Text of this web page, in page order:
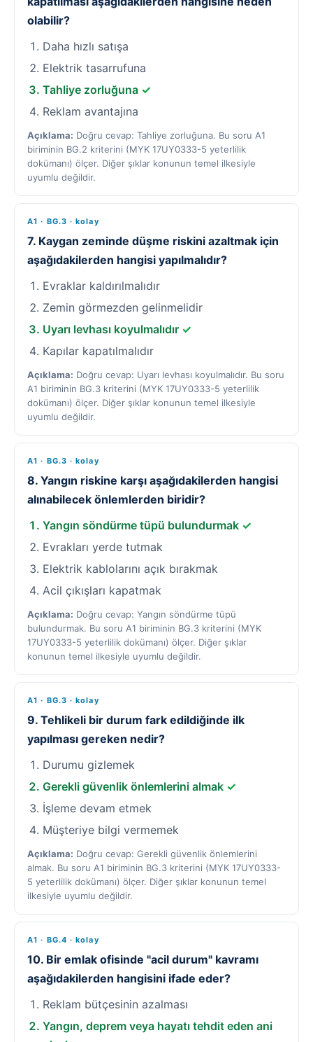
olabilir?
Daha hızlı satışa
Elektrik tasarrufuna
Tahliye zorluğuna ✓
Reklam avantajına
Açıklama: Doğru cevap: Tahliye zorluğuna. Bu soru A1
biriminin BG.2 kriterini (MYK 17UY0333-5 yeterlilik
dokümanı) ölçer. Diğer şıklar konunun temel ilkesiyle
uyumlu değildir.
A1 · BG.3 · kolay
7. Kaygan zeminde düşme riskini azaltmak için
aşağıdakilerden hangisi yapılmalıdır?
Evraklar kaldırılmalıdır
Zemin görmezden gelinmelidir
Uyarı levhası koyulmalıdır ✓
Kapılar kapatılmalıdır
Açıklama: Doğru cevap: Uyarı levhası koyulmalıdır. Bu soru
A1 biriminin BG.3 kriterini (MYK 17UY0333-5 yeterlilik
dokümanı) ölçer. Diğer şıklar konunun temel ilkesiyle
uyumlu değildir.
A1 · BG.3 · kolay
8. Yangın riskine karşı aşağıdakilerden hangisi
alınabilecek önlemlerden biridir?
Yangın söndürme tüpü bulundurmak ✓
Evrakları yerde tutmak
Elektrik kablolarını açık bırakmak
Acil çıkışları kapatmak
Açıklama: Doğru cevap: Yangın söndürme tüpü
bulundurmak. Bu soru A1 biriminin BG.3 kriterini (MYK
17UY0333-5 yeterlilik dokümanı) ölçer. Diğer şıklar
konunun temel ilkesiyle uyumlu değildir.
A1 · BG.3 · kolay
9. Tehlikeli bir durum fark edildiğinde ilk
yapılması gereken nedir?
Durumu gizlemek
Gerekli güvenlik önlemlerini almak ✓
İşleme devam etmek
Müşteriye bilgi vermemek
Açıklama: Doğru cevap: Gerekli güvenlik önlemlerini
almak. Bu soru A1 biriminin BG.3 kriterini (MYK 17UY0333-
5 yeterlilik dokümanı) ölçer. Diğer şıklar konunun temel
ilkesiyle uyumlu değildir.
A1 · BG.4 · kolay
10. Bir emlak ofisinde "acil durum" kavramı
aşağıdakilerden hangisini ifade eder?
Reklam bütçesinin azalması
Yangın, deprem veya hayatı tehdit eden ani